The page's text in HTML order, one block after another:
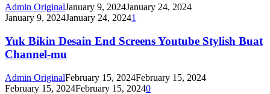
Admin OriginalJanuary 9, 2024January 24, 2024
January 9, 2024January 24, 20241
Yuk Bikin Desain End Screens Youtube Stylish Buat
Channel-mu
Admin OriginalFebruary 15, 2024February 15, 2024
February 15, 2024February 15, 20240